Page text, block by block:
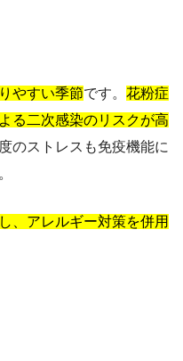
やすい季節です。 花粉症
る二次感染のリスクが高
のストレスも免疫機能に
、アレルギー対策を併用